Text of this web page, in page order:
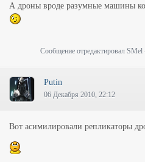
А дроны вроде разумные машины
Сообщение отредактировал SMel
Putin
06 Декабря 2010, 22:12
Вот асимилировали репликаторы